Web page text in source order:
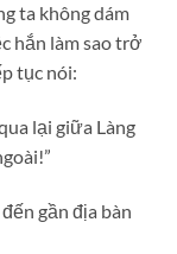
ta không dám
hắn làm sao trở
tục nói:
lại giữa Làng
gần địa bàn